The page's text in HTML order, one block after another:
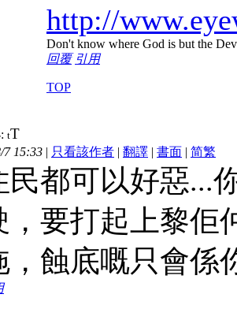
http://
Don't know where God is but the
回覆 引用
TOP
tT
7 15:33 | 只看該作者 | 翻譯 | 書面 | 简繁
民都可以好惡...
，要打起上黎佢
，蝕底嘅只會係